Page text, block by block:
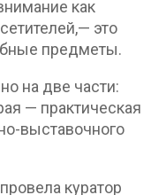
как
это
предметы.
на две части:
— практическая
выставочного
куратор